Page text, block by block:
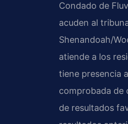
Condado de
acuden al
Shenandoah/
atiende a los
tiene presencia
comprobada de
de resultados